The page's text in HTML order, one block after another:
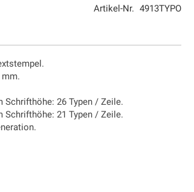
Artikel-Nr. 4913TYPO
mm.
Schrifthöhe: 26 Typen / Zeile.
Schrifthöhe: 21 Typen / Zeile.